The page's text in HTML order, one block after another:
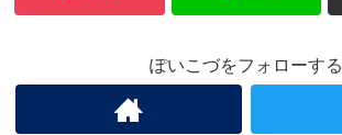
ぽいこづをフォローする